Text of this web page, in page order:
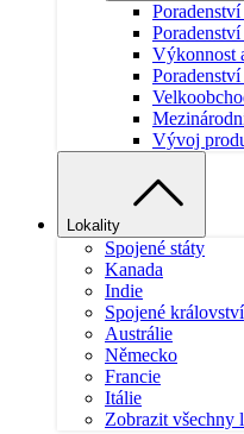
Výkonnost
Vývoj
Lokality
Spojené státy
Kanada
Indie
Spojené království
Austrálie
Německo
Francie
Itálie
Zobrazit všechny